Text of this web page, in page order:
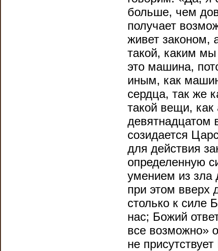
больше, чем
получает
живет законом,
такой, каким мы
это машина,
иным, как
сердца, так же
такой вещи,
девятнадцатом
созидается
для действия
определенную
умением из зла
при этом вверх
столько к силе
нас; Божий
все возможно»
не